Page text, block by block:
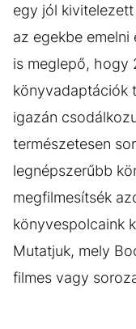
egy jól
az egekbe
is meglepő, hogy
könyvadaptációk
igazán
természetesen
legnépszerűbb
megfilmesítsék
könyvespolcaink
Mutatjuk, mely
filmes vagy